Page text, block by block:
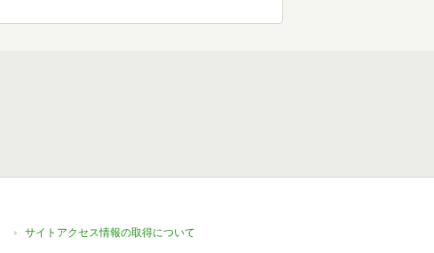
サイトアクセス情報の取得について